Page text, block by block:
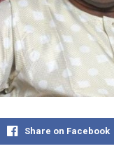
Share on Facebook